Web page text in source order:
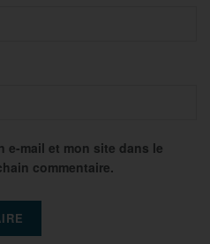
e-mail et mon site dans le
commentaire.